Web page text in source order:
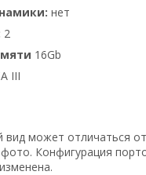
нет
2
16Gb
III
вид может отличаться от
Конфигурация